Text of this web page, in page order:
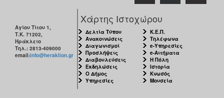
Αγίου Τίτου 1,
Τ.Κ. 71202,
Ηράκλειο
Τηλ.: 2813-409000
email:info@heraklion.gr
Χάρτης Ιστοχώρου
Δελτία Τύπου
Ανακοινώσεις
Διαγωνισμοί
Προσλήψεις
Διαβουλεύσεις
Εκδηλώσεις
Ο Δήμος
Υπηρεσίες
Κ.Ε.Π.
Τηλέφωνα
e-Υπηρεσίες
e-Αιτήματα
Η Πόλη
Ιστορία
Κνωσός
Μουσεία